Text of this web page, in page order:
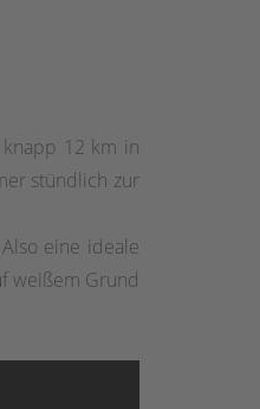
12 km in
stündlich zur
eine ideale
weißem Grund